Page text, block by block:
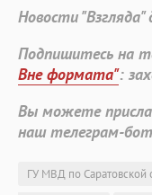
Новости
Подпишитесь на
Вне формата":
Вы можете
наш телеграм-бот
ГУ МВД по Саратовской